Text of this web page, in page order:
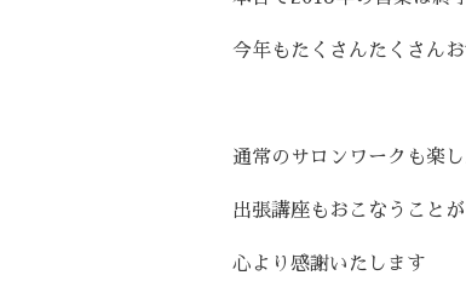
今年もたくさんたくさん
通常のサロンワークも楽
出張講座もおこなうこと
心より感謝いたします